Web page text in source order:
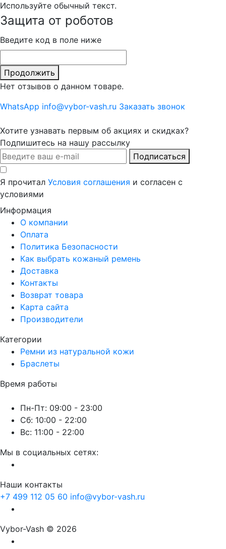
Используйте обычный текст.
Защита от роботов
Введите код в поле ниже
Продолжить
Нет отзывов о данном товаре.
WhatsApp info@vybor-vash.ru Заказать звонок
Хотите узнавать первым об акциях и скидках?
Подпишитесь на нашу рассылку
Подписаться
Я прочитал Условия соглашения и согласен с
условиями
Информация
О компании
Оплата
Политика Безопасности
Как выбрать кожаный ремень
Доставка
Контакты
Возврат товара
Карта сайта
Производители
Категории
Ремни из натуральной кожи
Браслеты
Время работы
Пн-Пт: 09:00 - 23:00
Сб: 10:00 - 22:00
Вс: 11:00 - 22:00
Мы в социальных сетях:
Наши контакты
+7 499 112 05 60 info@vybor-vash.ru
Vybor-Vash © 2026